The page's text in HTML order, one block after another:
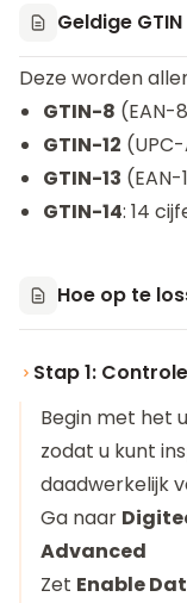
Geldige
Deze worden
GTIN-8 (EAN-
GTIN-12
GTIN-13 (EAN-
GTIN-14: 14
Hoe op te
Stap 1:
Begin met het
zodat u kunt
daadwerkelijk
Ga naar
Advanced
Zet Enable